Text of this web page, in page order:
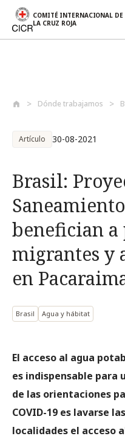
COMITÉ INTERNACIONAL DE
LA CRUZ ROJA
Dónde trabajamos
Artículo 30-08-2021
Brasil:
benefician a
migrantes y
en
Brasil Agua y hábitat
El acceso al agua
es indispensable para
de las orientaciones
COVID-19 es lavarse
localidades el acceso